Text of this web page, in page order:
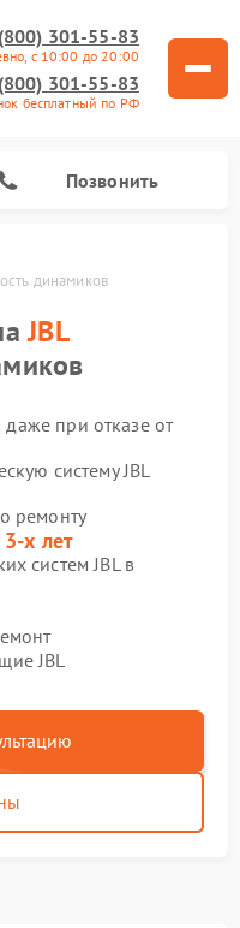
301-55-83
с 10:00 до 20:00
301-55-83
бесплатный по РФ
Позвонить
динамиков
JBL
даже при отказе от
систему JBL
ремонту
х лет
систем JBL в
JBL